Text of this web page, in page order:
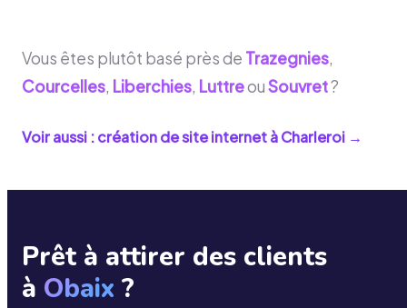
Vous êtes plutôt basé près de Trazegnies,
Courcelles, Liberchies, LuttreouSouvret?
Voir aussi : création de site internet àCharleroi →
Prêt à attirer des clients
à Obaix ?